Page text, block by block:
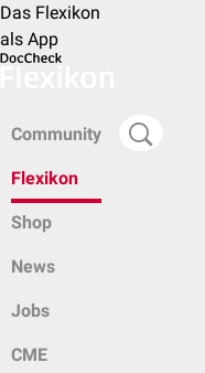
Das Flexikon
als App
Community
Flexikon
Shop
News
Jobs
CME